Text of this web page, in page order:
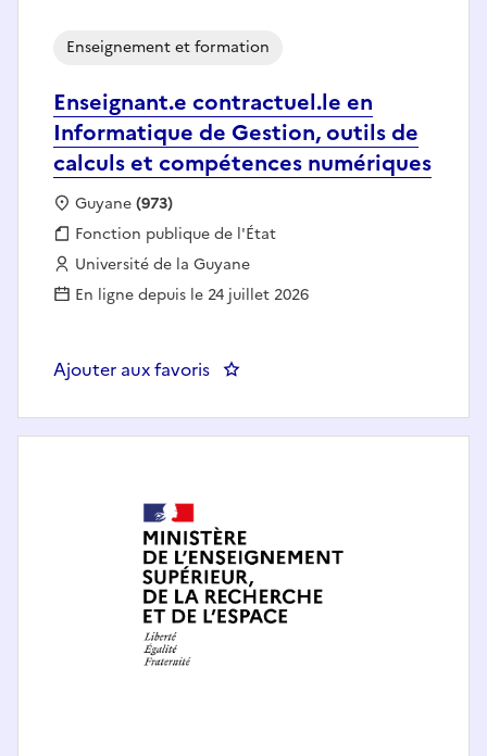
Enseignant.e contractuel.le en
Informatique de Gestion, outils de
calculs et compétences numériques
Enseignement et formation
Localisation :
Guyane(973)
Fonction publique :
Fonction publique de l'État
Employeur :
Université de la Guyane
En ligne depuis le 24 juillet 2026
Ajouter aux favoris : Enseignant.e contractuel.le